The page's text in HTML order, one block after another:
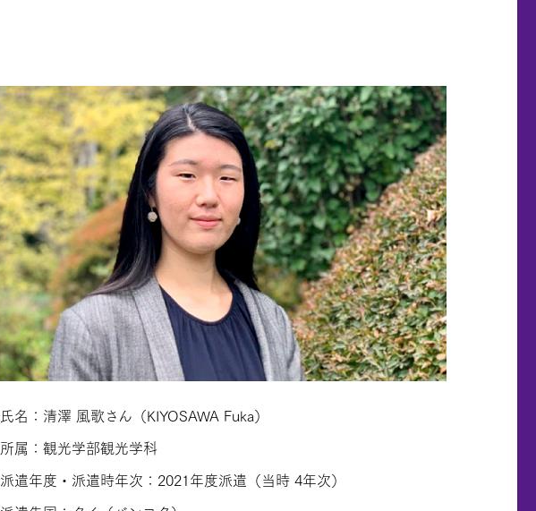
氏名：清澤 風歌さん（KIYOSAWA Fuka）
所属：観光学部観光学科
派遣年度・派遣時年次：2021年度派遣（当時 4年次）